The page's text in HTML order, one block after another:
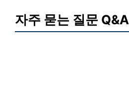
자주 묻는 질문 Q&A